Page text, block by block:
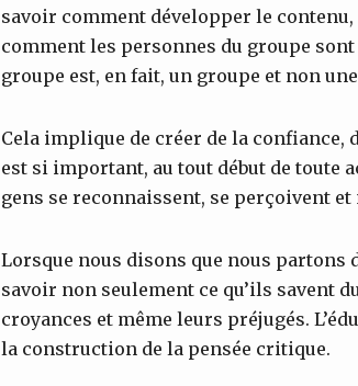
savoir comment développer le
comment les personnes du groupe
groupe est, en fait, un groupe et non
Cela implique de créer de la confiance,
est si important, au tout début de toute
gens se reconnaissent, se perçoivent
Lorsque nous disons que nous partons
savoir non seulement ce qu’ils savent
croyances et même leurs préjugés.
la construction de la pensée critique.